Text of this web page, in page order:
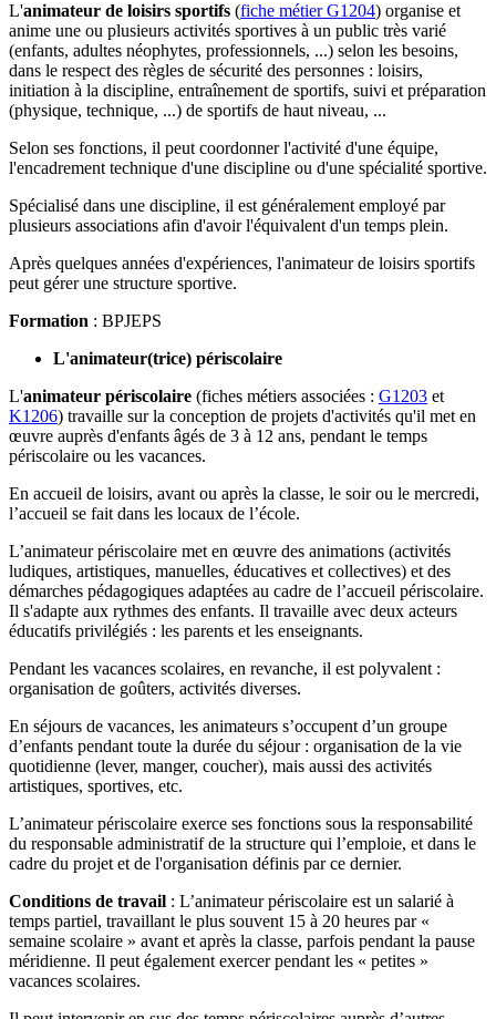
L'animateur de loisirs sportifs (fiche métier G1204) organise et
anime une ou plusieurs activités sportives à un public très varié
(enfants, adultes néophytes, professionnels, ...) selon les besoins,
dans le respect des règles de sécurité des personnes : loisirs,
initiation à la discipline, entraînement de sportifs, suivi et préparation
(physique, technique, ...) de sportifs de haut niveau, ...
Selon ses fonctions, il peut coordonner l'activité d'une équipe,
l'encadrement technique d'une discipline ou d'une spécialité sportive.
Spécialisé dans une discipline, il est généralement employé par
plusieurs associations afin d'avoir l'équivalent d'un temps plein.
Après quelques années d'expériences, l'animateur de loisirs sportifs
peut gérer une structure sportive.
Formation : BPJEPS
L'animateur(trice) périscolaire
L'animateur périscolaire (fiches métiers associées : G1203 et
K1206) travaille sur la conception de projets d'activités qu'il met en
œuvre auprès d'enfants âgés de 3 à 12 ans, pendant le temps
périscolaire ou les vacances.
En accueil de loisirs, avant ou après la classe, le soir ou le mercredi,
l’accueil se fait dans les locaux de l’école.
L’animateur périscolaire met en œuvre des animations (activités
ludiques, artistiques, manuelles, éducatives et collectives) et des
démarches pédagogiques adaptées au cadre de l’accueil périscolaire.
Il s'adapte aux rythmes des enfants. Il travaille avec deux acteurs
éducatifs privilégiés : les parents et les enseignants.
Pendant les vacances scolaires, en revanche, il est polyvalent :
organisation de goûters, activités diverses.
En séjours de vacances, les animateurs s’occupent d’un groupe
d’enfants pendant toute la durée du séjour : organisation de la vie
quotidienne (lever, manger, coucher), mais aussi des activités
artistiques, sportives, etc.
L’animateur périscolaire exerce ses fonctions sous la responsabilité
du responsable administratif de la structure qui l’emploie, et dans le
cadre du projet et de l'organisation définis par ce dernier.
Conditions de travail : L’animateur périscolaire est un salarié à
temps partiel, travaillant le plus souvent 15 à 20 heures par «
semaine scolaire » avant et après la classe, parfois pendant la pause
méridienne. Il peut également exercer pendant les « petites »
vacances scolaires.